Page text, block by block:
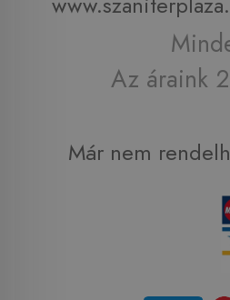
Az áraink
Már nem